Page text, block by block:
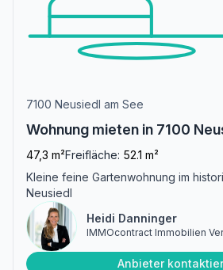
7100 Neusiedl am See
Wohnung mieten in 7100
47,3 m²Freifläche: 52.1 m²
Kleine feine Gartenwohnung im
Neusiedl
Heidi Danninger
IMMOcontract Immobilien
Anbieter